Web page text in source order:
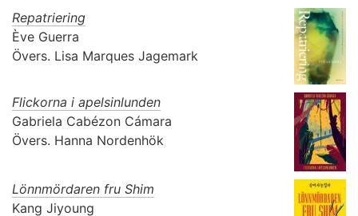
Repatriering
Ève Guerra
Övers. Lisa Marques Jagemark
Flickorna i apelsinlunden
Gabriela Cabézon Cámara
Övers. Hanna Nordenhök
Lönnmördaren fru Shim
Kang Jiyoung